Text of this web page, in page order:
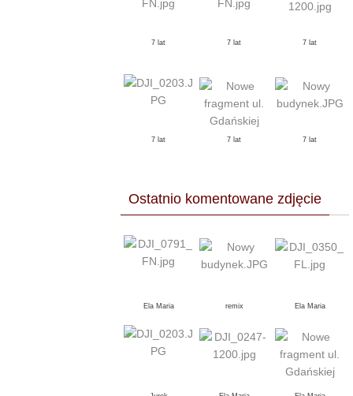
7 lat 7 lat 7 lat
7 lat 7 lat 7 lat
Ostatnio komentowane zdjęcie
Ela Maria remix Ela Maria